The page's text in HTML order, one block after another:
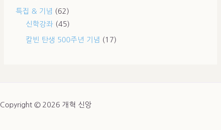
특집 & 기념 (62)
신학강좌 (45)
칼빈 탄생 500주년 기념 (17)
Copyright © 2026 개혁 신앙